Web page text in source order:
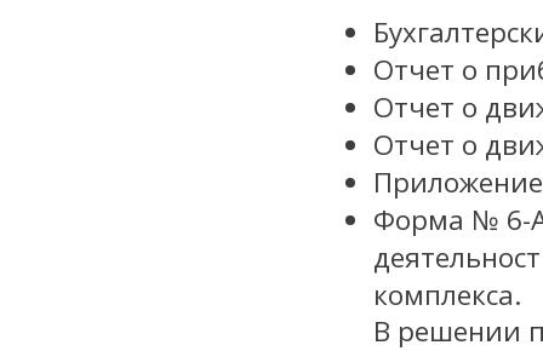
Отчет о
Отчет о
Отчет о
Форма № 6-
комплекса.
В решении